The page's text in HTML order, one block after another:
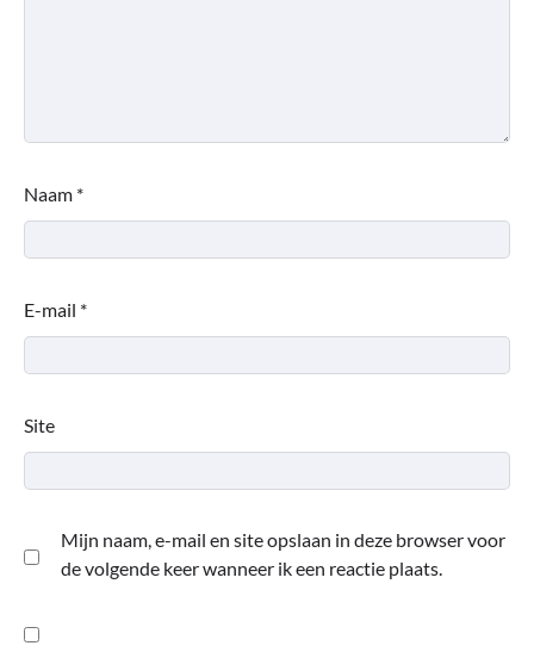
Naam *
E-mail *
Site
Mijn naam, e-mail en site opslaan in deze browser voor
de volgende keer wanneer ik een reactie plaats.